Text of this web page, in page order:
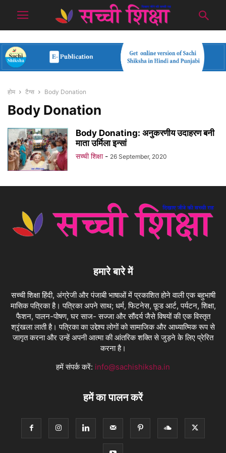
होम टैग्स Body Donation
Body Donation
Body Donating: अनुकरणीय उदाहरण बनी
माता उर्मिला इन्सां
सच्ची शिक्षा - 26 September, 2020
हमारे बारे में
सच्ची शिक्षा हिंदी, अंग्रेजी और पंजाबी भाषाओं में प्रकाशित होने वाली एक बहुभाषी
मासिक पत्रिका है। पत्रिका अपने साथ; धर्म, फिटनेस, फ़ूड आर्ट, पर्यटन, शिक्षा,
फैशन, पालन-पोषण, घर साज- सज्जा और सौंदर्य जैसे विषयों की एक विस्तृत
श्रृंखला लाती है। पत्रिका का उद्देश्य लोगों को सामाजिक और आध्यात्मिक रूप से
जागृत करना और उन्हें अपनी आत्मा की आंतरिक शक्ति से जुड़ने के लिए प्रेरित
करना है।
हमें संपर्क करें: info@sachishiksha.in
हमें का पालन करें